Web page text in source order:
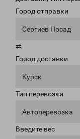
Город отправки
Сергиев Посад
⇄
Город доставки
Курск
Тип перевозки
Автоперевозка
Введите вес